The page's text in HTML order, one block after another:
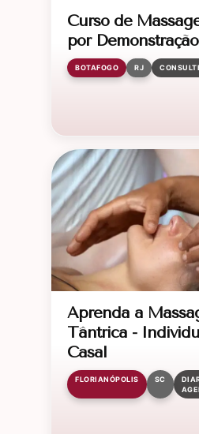
Curso de
por Demonstração
BOTAFOGO RJ
Aprenda a
Tântrica -
Casal
FLORIANÓPOLIS SC